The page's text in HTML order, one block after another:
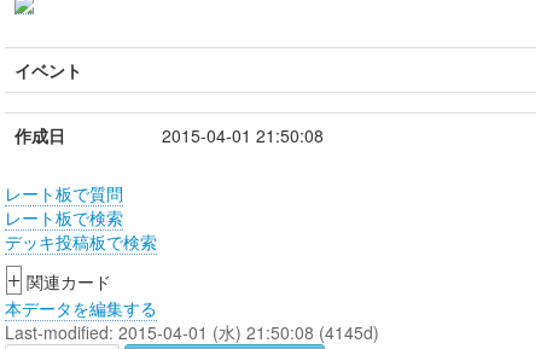
イベント
作成日 2015-04-01 21:50:08
レート板で質問
レート板で検索
デッキ投稿板で検索
+ 関連カード
本データを編集する
Last-modified: 2015-04-01 (水) 21:50:08 (4145d)